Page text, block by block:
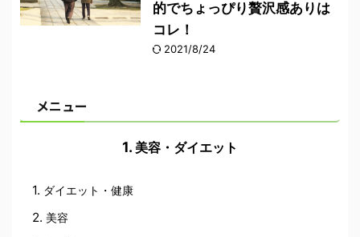
的でちょっぴり贅沢感ありは
コレ！
2021/8/24
メニュー
美容・ダイエット
ダイエット・健康
美容